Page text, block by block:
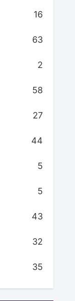
16
63
2
58
27
44
5
5
43
32
35